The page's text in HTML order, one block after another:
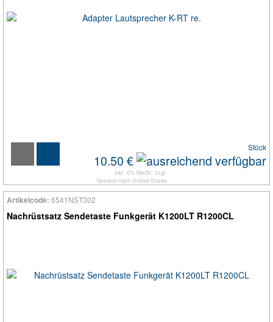
Stück
10.50 €
inkl. 0% MwSt. zzgl.
Versand nach United States
Artikelcode: 6541NST302
Nachrüstsatz Sendetaste Funkgerät K1200LT R1200CL